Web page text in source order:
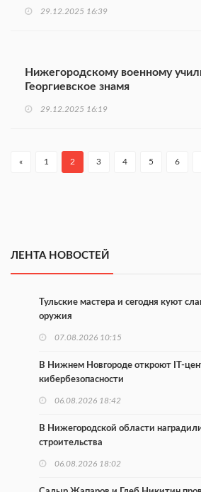
29.12.2025 16:39
Нижегородскому военному
Георгиевское знамя
29.12.2025 16:19
« 1 2 3 4 5 6
ЛЕНТА НОВОСТЕЙ
Тульские мастера и сегодня куют
оружия
07.08.2026 10:15
В Нижнем Новгороде откроют IT-
кибербезопасности
06.08.2026 18:42
В Нижегородской области
строительства
06.08.2026 18:02